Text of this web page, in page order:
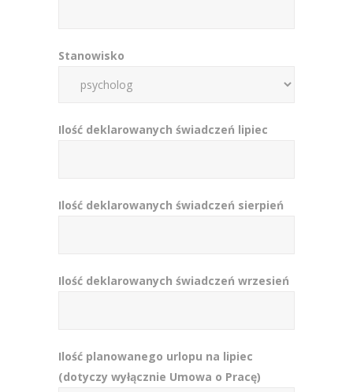
Stanowisko
Ilość deklarowanych świadczeń lipiec
Ilość deklarowanych świadczeń sierpień
Ilość deklarowanych świadczeń wrzesień
Ilość planowanego urlopu na lipiec
(dotyczy wyłącznie Umowa o Pracę)